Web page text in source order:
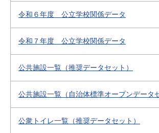
令和６年度 公立学校関係データ
令和７年度 公立学校関係データ
公共施設一覧（推奨データセット）
公共施設一覧（自治体標準オープンデータ
公衆トイレ一覧（推奨データセット）